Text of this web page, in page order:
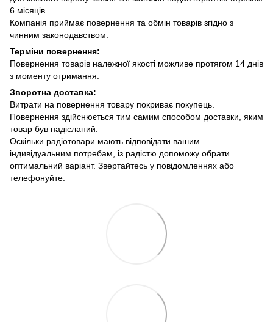
6 місяців.
Компанія приймає повернення та обмін товарів згідно з
чинним законодавством.
Терміни повернення:
Повернення товарів належної якості можливе протягом 14 днів
з моменту отримання.
Зворотна доставка:
Витрати на повернення товару покриває покупець.
Повернення здійснюється тим самим способом доставки, яким
товар був надісланий.
Оскільки радіотовари мають відповідати вашим
індивідуальним потребам, із радістю допоможу обрати
оптимальний варіант. Звертайтесь у повідомленнях або
телефонуйте.